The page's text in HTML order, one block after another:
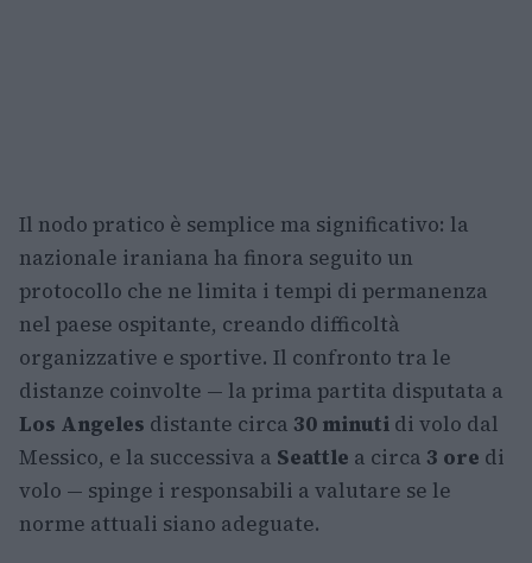
Il nodo pratico è semplice ma significativo: la
nazionale iraniana ha finora seguito un
protocollo che ne limita i tempi di permanenza
nel paese ospitante, creando difficoltà
organizzative e sportive. Il confronto tra le
distanze coinvolte — la prima partita disputata a
Los Angeles distante circa 30 minuti di volo dal
Messico, e la successiva a Seattle a circa 3 ore di
volo — spinge i responsabili a valutare se le
norme attuali siano adeguate.